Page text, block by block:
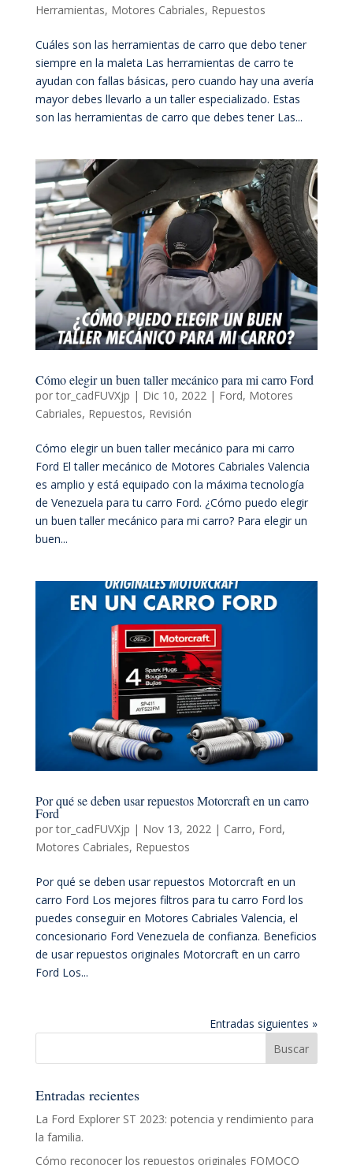
Herramientas, Motores Cabriales, Repuestos
Cuáles son las herramientas de carro que debo tener
siempre en la maleta Las herramientas de carro te
ayudan con fallas básicas, pero cuando hay una avería
mayor debes llevarlo a un taller especializado. Estas
son las herramientas de carro que debes tener Las...
Cómo elegir un buen taller mecánico para mi carro Ford
portor_cadFUVXjp | Dic 10, 2022 | Ford, Motores
Cabriales, Repuestos, Revisión
Cómo elegir un buen taller mecánico para mi carro
Ford El taller mecánico de Motores Cabriales Valencia
es amplio y está equipado con la máxima tecnología
de Venezuela para tu carro Ford. ¿Cómo puedo elegir
un buen taller mecánico para mi carro? Para elegir un
buen...
Por qué se deben usar repuestos Motorcraft en un carro
Ford
portor_cadFUVXjp | Nov 13, 2022| Carro, Ford,
Motores Cabriales, Repuestos
Por qué se deben usar repuestos Motorcraft en un
carro Ford Los mejores filtros para tu carro Ford los
puedes conseguir en Motores Cabriales Valencia, el
concesionario Ford Venezuela de confianza. Beneficios
de usar repuestos originales Motorcraft en un carro
Ford Los...
Entradas siguientes »
Entradas recientes
La Ford Explorer ST 2023: potencia y rendimiento para
la familia.
Cómo reconocer los repuestos originales FOMOCO